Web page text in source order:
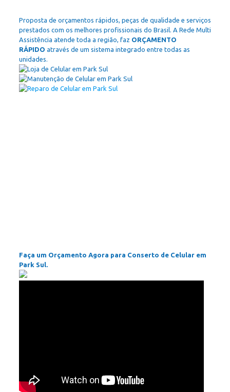
Proposta de orçamentos rápidos, peças de qualidade e serviços
prestados com os melhores profissionais do Brasil. A Rede Multi
Assistência atende toda a região, faz ORÇAMENTO
RÁPIDO através de um sistema integrado entre todas as
unidades.
Faça um Orçamento Agora para Conserto de Celular em
Park Sul.